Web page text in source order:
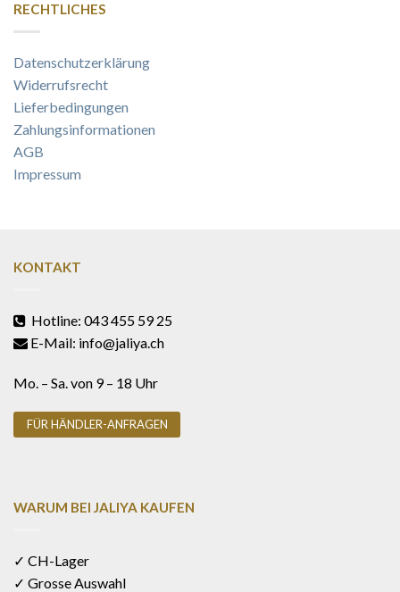
RECHTLICHES
Datenschutzerklärung
Widerrufsrecht
Lieferbedingungen
Zahlungsinformationen
AGB
Impressum
KONTAKT
Hotline: 043 455 59 25
E-Mail: info@jaliya.ch
Mo. – Sa. von 9 – 18 Uhr
FÜR HÄNDLER-ANFRAGEN
WARUM BEI JALIYA KAUFEN
✓ CH-Lager
✓ Grosse Auswahl